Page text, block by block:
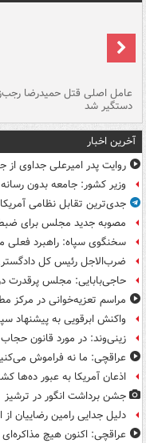
عامل اصلی قتل حمیدرضا
دستگیر شد
آخرین اخبار
روایت پدر امیرعلی جداوی
وزیر کشور: جامعه بدون
جدی‌ترین تقابل نظامی
مصوبه جدید مجلس برای ضبط
سخنگوی سپاه: راهبرد
ضرب‌الاجل رئیس کل
حاجی‌بابایی: مجلس پرقدرت
مراسم تعزیه‌خوانی در مرکز
واکنش ابرقویی به پیشنهاد
زینی‌وند: در مورد قانون
عراقچی: ما نه فراموش
اذعان آمریکا به عبور ده‌ها
جشن برداشت انگور در ترشیز
دلیل جدایی رامین رضاییان
عراقچی: اکنون هیچ مذاکره‌ای